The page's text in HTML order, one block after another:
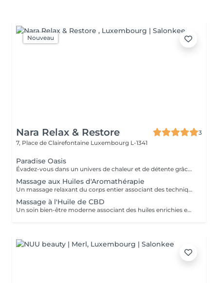
Nouveau
Nara Relax & Restore
3
7, Place de Clairefontaine Luxembourg L-1341
Paradise Oasis
Évadez-vous dans un univers de chaleur et de détente grâce à ce rituel bien-être luxueux. Associant un Massage aux Pierres Chaudes de 90 minutes à une Réflexologie Plantaire Thaïlandaise de 30 minutes, ce forfait aide à relâcher les tensions profondes, stimuler la circulation et rétablir l'équilibre du corps. Comprend : Massage aux Pierres Chaudes 90 min Réflexologie Plantaire Thaïlandaise 30 min
Massage aux Huiles d'Aromathérapie
Un massage relaxant du corps entier associant des techniques de massage douces à une sélection d'huiles essentielles aromatiques. Les parfums apaisants et les mouvements fluides aident à relâcher les tensions musculaires, réduire le stress, apaiser l'esprit et favoriser un profond sentiment de bien-être.
Massage à l'Huile de CBD
Un soin bien-être moderne associant des huiles enrichies en CBD de qualité à des techniques de massage relaxantes. Idéal pour celles et ceux qui souhaitent s'accorder une pause loin du rythme effréné du quotidien, ce soin aide à détendre les muscles et procure une agréable sensation de confort physique.